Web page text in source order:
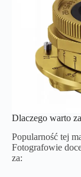
Dlaczego warto
Popularność tej
Fotografowie
za: